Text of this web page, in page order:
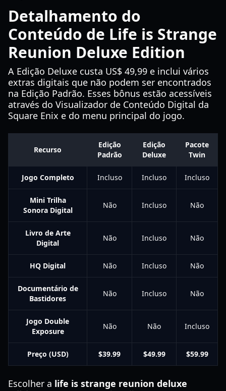
Detalhamento do
Conteúdo de Life is Strange
Reunion Deluxe Edition
A Edição Deluxe custa US$ 49,99 e inclui vários
extras digitais que não podem ser encontrados
na Edição Padrão. Esses bônus estão acessíveis
através do Visualizador de Conteúdo Digital da
Square Enix e do menu principal do jogo.
Recurso
Edição
Padrão
Edição
Deluxe
Pacote
Twin
Jogo Completo Incluso Incluso Incluso
Mini Trilha
Sonora Digital
Não Incluso Não
Livro de Arte
Digital
Não Incluso Não
HQ Digital Não Incluso Não
Documentário de
Bastidores
Não Incluso Não
Jogo Double
Exposure
Não Não Incluso
Preço (USD) $39.99 $49.99 $59.99
Escolher a life is strange reunion deluxe